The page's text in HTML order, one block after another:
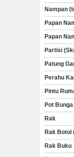
Nampan
Papan
Papan
Partisi
Patung
Perahu
Pintu
Pot Bunga
Rak
Rak Botol
Rak Buku